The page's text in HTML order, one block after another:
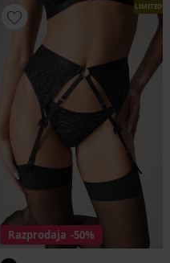
LIMITED
Razprodaja -50%